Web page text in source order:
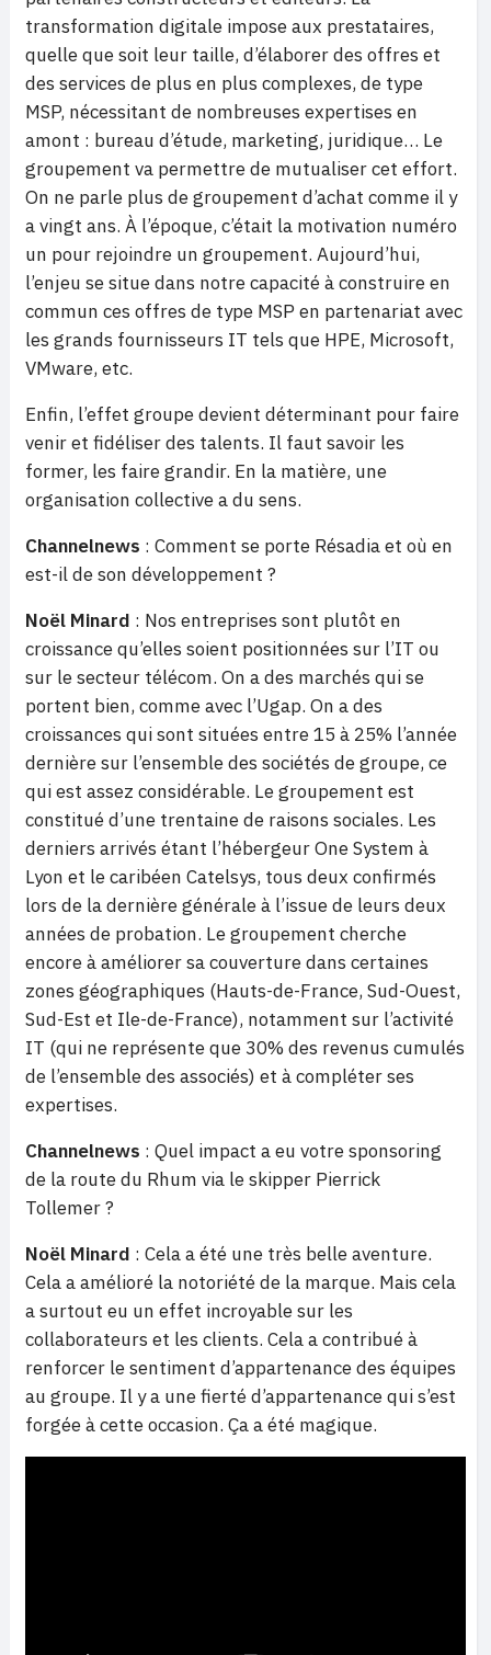
transformation digitale impose aux prestataires,
quelle que soit leur taille, d’élaborer des offres et
des services de plus en plus complexes, de type
MSP, nécessitant de nombreuses expertises en
amont : bureau d’étude, marketing, juridique… Le
groupement va permettre de mutualiser cet effort.
On ne parle plus de groupement d’achat comme il y
a vingt ans. À l’époque, c’était la motivation numéro
un pour rejoindre un groupement. Aujourd’hui,
l’enjeu se situe dans notre capacité à construire en
commun ces offres de type MSP en partenariat avec
les grands fournisseurs IT tels que HPE, Microsoft,
VMware, etc.
Enfin, l’effet groupe devient déterminant pour faire
venir et fidéliser des talents. Il faut savoir les
former, les faire grandir. En la matière, une
organisation collective a du sens.
Channelnews : Comment se porte Résadia et où en
est-il de son développement ?
Noël Minard : Nos entreprises sont plutôt en
croissance qu’elles soient positionnées sur l’IT ou
sur le secteur télécom. On a des marchés qui se
portent bien, comme avec l’Ugap. On a des
croissances qui sont situées entre 15 à 25% l’année
dernière sur l’ensemble des sociétés de groupe, ce
qui est assez considérable. Le groupement est
constitué d’une trentaine de raisons sociales. Les
derniers arrivés étant l’hébergeur One System à
Lyon et le caribéen Catelsys, tous deux confirmés
lors de la dernière générale à l’issue de leurs deux
années de probation. Le groupement cherche
encore à améliorer sa couverture dans certaines
zones géographiques (Hauts-de-France, Sud-Ouest,
Sud-Est et Ile-de-France), notamment sur l’activité
IT (qui ne représente que 30% des revenus cumulés
de l’ensemble des associés) et à compléter ses
expertises.
Channelnews : Quel impact a eu votre sponsoring
de la route du Rhum via le skipper Pierrick
Tollemer ?
Noël Minard : Cela a été une très belle aventure.
Cela a amélioré la notoriété de la marque. Mais cela
a surtout eu un effet incroyable sur les
collaborateurs et les clients. Cela a contribué à
renforcer le sentiment d’appartenance des équipes
au groupe. Il y a une fierté d’appartenance qui s’est
forgée à cette occasion. Ça a été magique.